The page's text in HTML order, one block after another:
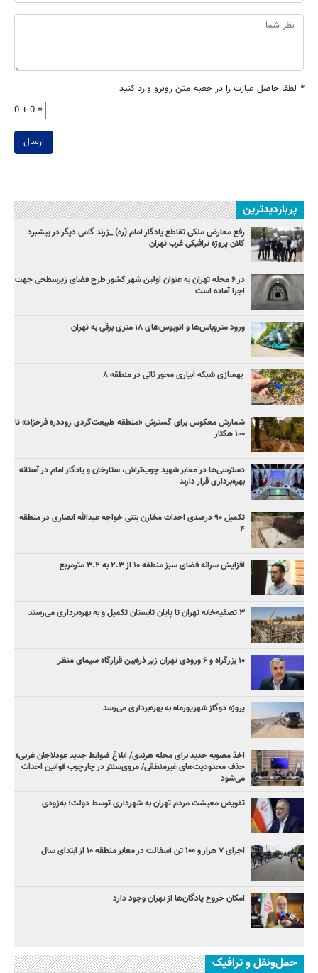
* لطفا حاصل عبارت را در جعبه متن روبرو وارد کنید
0 + 0 =
ارسال
پربازدیدترین
رفع معارض ملکی تقاطع یادگار امام (ره) _زرند گامی دیگر در پیشبرد
کلان پروژه‌ ترافیکی غرب تهران
در ۶ محله تهران به عنوان اولین شهر کشور طرح فضای زیرسطحی جهت
اجرا آماده است
ورود متروباس‌ها و اتوبوس‌های ۱۸ متری برقی به تهران
بهسازی شبکه آبیاری محور ثانی در منطقه ۸
شمارش معکوس برای گسترش «منطقه طبیعت‌گردی روددره فرحزاد» تا
۱۰۰ هکتار
دسترسی‌ها در معابر شهید چوب‌تراش، ستارخان و یادگار امام در آستانه
بهره‌برداری قرار دارند
تکمیل ۹۰ درصدی احداث مخازن بتنی خواجه عبدالله انصاری در منطقه
۴
افزایش سرانه فضای سبز منطقه ۱۰ از ۲.۳ به ۳.۲ مترمربع
۳ ﺗﺼﻔﻴﻪ‌ﺧﺎﻧﻪ‌ تهران تا پایان تابستان تکمیل و به بهره‌برداری می‌رسند
۱۰ بزرگراه و ۶ ورودی تهران زیر ذره‌بین قرارگاه سیمای منظر
پروژه دوگاز شهریورماه به بهره‌برداری می‌رسد
اخذ مصوبه جدید برای محله هرندی/ ابلاغ ضوابط جدید عودلاجان غربی؛
حذف محدودیت‌های غیرمنطقی/ مروی‌سنتر در چارچوب قوانین احداث
می‌شود
تفویض معیشت مردم تهران به شهرداری توسط دولت؛ به‌زودی
اجرای ۷ هزار و ۱۰۰ تن آسفالت در معابر منطقه ۱۰ از ابتدای سال
امکان خروج پادگان‌ها از تهران وجود دارد
حمل‌ونقل و ترافیک